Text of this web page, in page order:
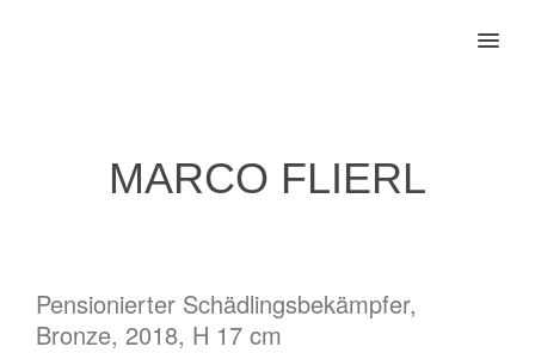
MENU
MARCO FLIERL
Pensionierter Schädlingsbekämpfer,
Bronze, 2018, H 17 cm